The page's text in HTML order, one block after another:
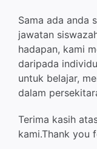
Sama ada anda
jawatan
hadapan, kami
daripada
untuk belajar,
dalam
Terima kasih
kami.Thank you